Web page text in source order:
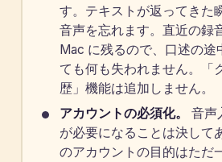
す。テキストが返ってきた
音声を忘れます。直近の録
Mac に残るので、口述の途
ても何も失われません。「
歴」機能は追加しません。
アカウントの必須化。
音声
が必要になることは決して
のアカウントの目的はただ